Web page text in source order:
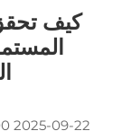
كيف
2025-09-22 11:00:00